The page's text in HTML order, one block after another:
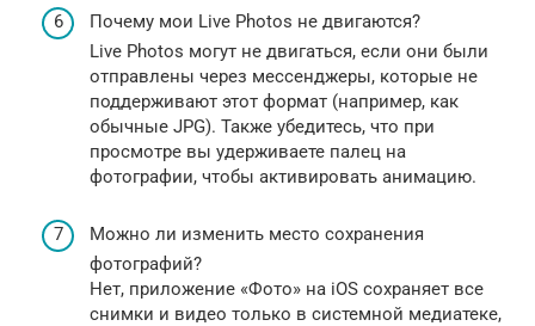
Почему мои Live Photos не двигаются?
Live Photos могут не двигаться, если они были
отправлены через мессенджеры, которые не
поддерживают этот формат (например, как
обычные JPG). Также убедитесь, что при
просмотре вы удерживаете палец на
фотографии, чтобы активировать анимацию.
Можно ли изменить место сохранения
фотографий?
Нет, приложение «Фото» на iOS сохраняет все
снимки и видео только в системной медиатеке,